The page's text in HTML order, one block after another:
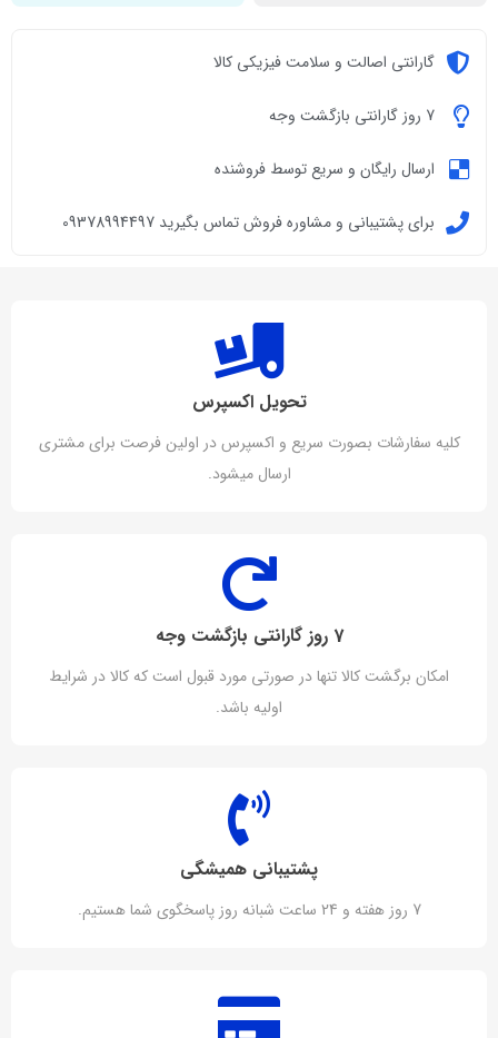
گارانتی اصالت و سلامت فیزیکی کالا
7 روز گارانتی بازگشت وجه
ارسال رایگان و سریع توسط فروشنده
برای پشتیبانی و مشاوره فروش تماس بگیرید 09378994497
تحویل اکسپرس
کلیه سفارشات بصورت سریع و اکسپرس در اولین فرصت برای مشتری
ارسال میشود.
7 روز گارانتی بازگشت وجه
امکان برگشت کالا تنها در صورتی مورد قبول است که کالا در شرایط
اولیه باشد.
پشتیبانی همیشگی
7 روز هفته و 24 ساعت شبانه روز پاسخگوی شما هستیم.